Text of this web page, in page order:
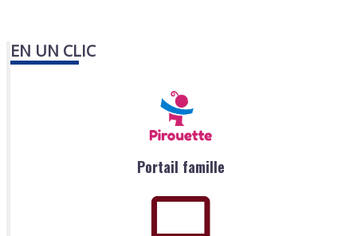
EN UN CLIC
Portail famille